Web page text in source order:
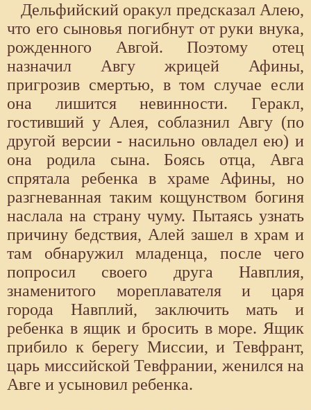
Дельфийский оракул предсказал Алею,
что его сыновья погибнут от руки внука,
рожденного Авгой. Поэтому отец
назначил Авгу жрицей Афины,
пригрозив смертью, в том случае если
она лишится невинности. Геракл,
гостивший у Алея, соблазнил Авгу (по
другой версии - насильно овладел ею) и
она родила сына. Боясь отца, Авга
спрятала ребенка в храме Афины, но
разгневанная таким кощунством богиня
наслала на страну чуму. Пытаясь узнать
причину бедствия, Алей зашел в храм и
там обнаружил младенца, после чего
попросил своего друга Навплия,
знаменитого мореплавателя и царя
города Навплий, заключить мать и
ребенка в ящик и бросить в море. Ящик
прибило к берегу Миссии, и Тевфрант,
царь миссийской Тевфрании, женился на
Авге и усыновил ребенка.